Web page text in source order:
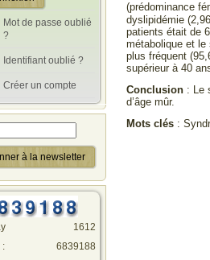
Mot de passe oublié
?
Identifiant oublié ?
Créer un compte
:
1612
6839188
(prédominance
dyslipidémie
patients était de
métabolique et le
plus fréquent
supérieur à 40
Conclusion : Le
d’âge mûr.
Mots clés :